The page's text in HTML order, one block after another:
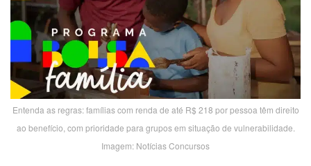
Entenda as regras: famílias com renda de até R$ 218 por pessoa têm direito
ao benefício, com prioridade para grupos em situação de vulnerabilidade.
Imagem: Notícias Concursos